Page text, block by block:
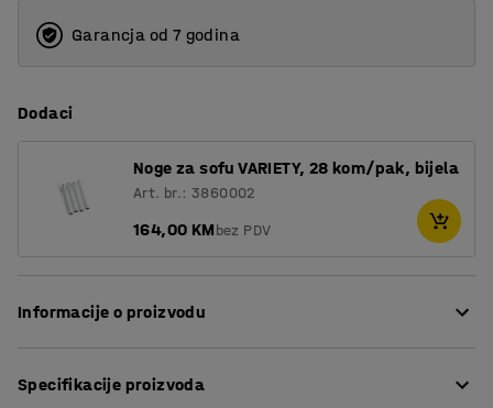
Garancja od 7 godina
Dodaci
Noge za sofu VARIETY, 28 kom/pak, bijela
Art. br.: 3860002
164,00 KMbez PDV
Informacije o proizvodu
izdržljivom tkaninom, što je čini savršenim izborom za
Specifikacije proizvoda